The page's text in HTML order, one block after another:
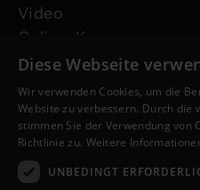
Video
Online-Kurse
Unsere Projekte
Ich wünsche mir Gebet
Ich habe eine Frage
Folge uns
Diese Webseite
Wir verwenden Cookies, um die
Website zu verbessern. Durch die
stimmen Sie der Verwendung von
Richtlinie zu. Weitere
UNBEDINGT